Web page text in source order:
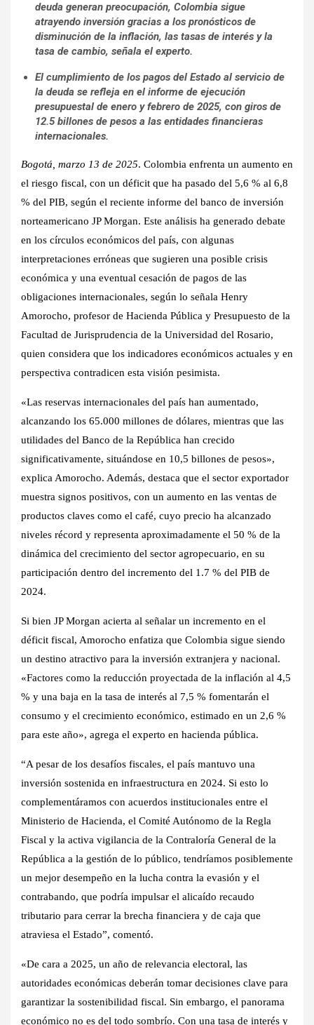
deuda generan preocupación, Colombia sigue
atrayendo inversión gracias a los pronósticos de
disminución de la inflación, las tasas de interés y la
tasa de cambio, señala el experto.
El cumplimiento de los pagos del Estado al servicio de
la deuda se refleja en el informe de ejecución
presupuestal de enero y febrero de 2025, con giros de
12.5 billones de pesos a las entidades financieras
internacionales.
Bogotá, marzo 13 de 2025. Colombia enfrenta un aumento en
el riesgo fiscal, con un déficit que ha pasado del 5,6 % al 6,8
% del PIB, según el reciente informe del banco de inversión
norteamericano JP Morgan. Este análisis ha generado debate
en los círculos económicos del país, con algunas
interpretaciones erróneas que sugieren una posible crisis
económica y una eventual cesación de pagos de las
obligaciones internacionales, según lo señala Henry
Amorocho, profesor de Hacienda Pública y Presupuesto de la
Facultad de Jurisprudencia de la Universidad del Rosario,
quien considera que los indicadores económicos actuales y en
perspectiva contradicen esta visión pesimista.
«Las reservas internacionales del país han aumentado,
alcanzando los 65.000 millones de dólares, mientras que las
utilidades del Banco de la República han crecido
significativamente, situándose en 10,5 billones de pesos»,
explica Amorocho. Además, destaca que el sector exportador
muestra signos positivos, con un aumento en las ventas de
productos claves como el café, cuyo precio ha alcanzado
niveles récord y representa aproximadamente el 50 % de la
dinámica del crecimiento del sector agropecuario, en su
participación dentro del incremento del 1.7 % del PIB de
2024.
Si bien JP Morgan acierta al señalar un incremento en el
déficit fiscal, Amorocho enfatiza que Colombia sigue siendo
un destino atractivo para la inversión extranjera y nacional.
«Factores como la reducción proyectada de la inflación al 4,5
% y una baja en la tasa de interés al 7,5 % fomentarán el
consumo y el crecimiento económico, estimado en un 2,6 %
para este año», agrega el experto en hacienda pública.
“A pesar de los desafíos fiscales, el país mantuvo una
inversión sostenida en infraestructura en 2024. Si esto lo
complementáramos con acuerdos institucionales entre el
Ministerio de Hacienda, el Comité Autónomo de la Regla
Fiscal y la activa vigilancia de la Contraloría General de la
República a la gestión de lo público, tendríamos posiblemente
un mejor desempeño en la lucha contra la evasión y el
contrabando, que podría impulsar el alicaído recaudo
tributario para cerrar la brecha financiera y de caja que
atraviesa el Estado”, comentó.
«De cara a 2025, un año de relevancia electoral, las
autoridades económicas deberán tomar decisiones clave para
garantizar la sostenibilidad fiscal. Sin embargo, el panorama
económico no es del todo sombrío. Con una tasa de interés y